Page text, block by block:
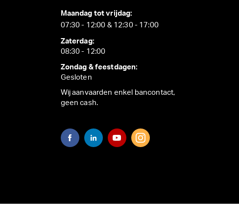
Maandag tot vrijdag:
07:30 - 12:00 & 12:30 - 17:00
Zaterdag:
08:30 - 12:00
Zondag & feestdagen:
Gesloten
Wij aanvaarden enkel bancontact,
geen cash.